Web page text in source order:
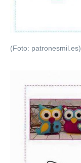
(Foto: patronesmil.es)